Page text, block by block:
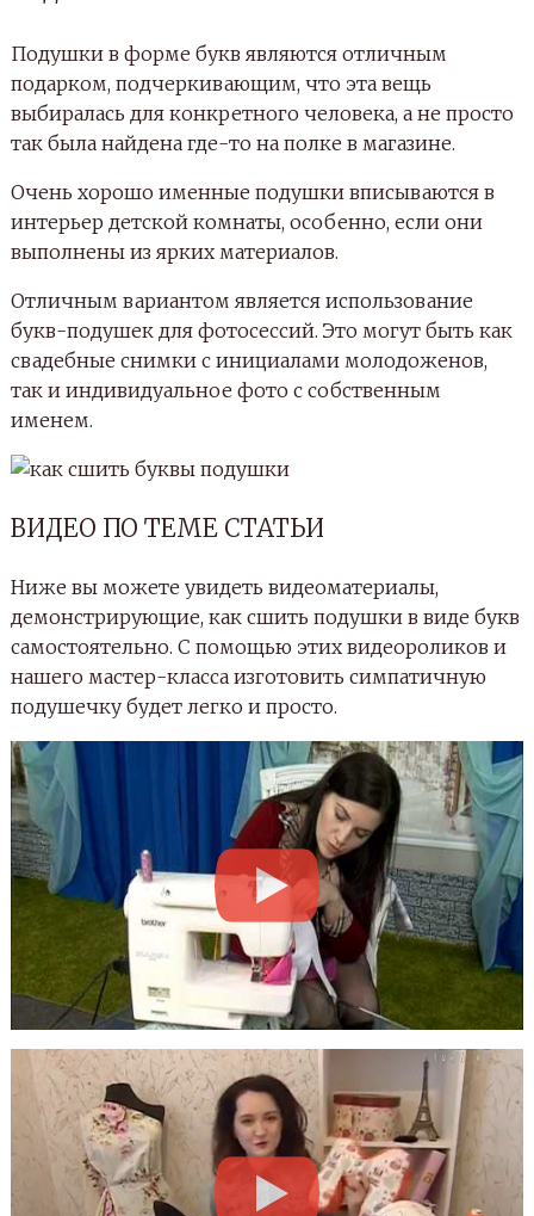
Подушки в форме букв являются отличным
подарком, подчеркивающим, что эта вещь
выбиралась для конкретного человека, а не просто
так была найдена где-то на полке в магазине.
Очень хорошо именные подушки вписываются в
интерьер детской комнаты, особенно, если они
выполнены из ярких материалов.
Отличным вариантом является использование
букв-подушек для фотосессий. Это могут быть как
свадебные снимки с инициалами молодоженов,
так и индивидуальное фото с собственным
именем.
ВИДЕО ПО ТЕМЕ СТАТЬИ
Ниже вы можете увидеть видеоматериалы,
демонстрирующие, как сшить подушки в виде букв
самостоятельно. С помощью этих видеороликов и
нашего мастер-класса изготовить симпатичную
подушечку будет легко и просто.